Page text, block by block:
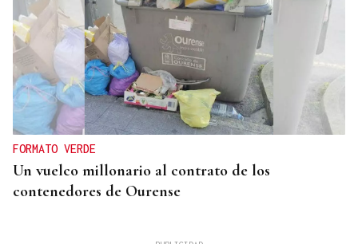
FORMATO VERDE
Un vuelco millonario al contrato de los
contenedores de Ourense